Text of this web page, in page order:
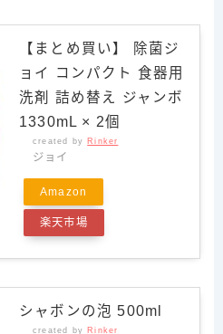
【まとめ買い】 除菌ジ
ョイ コンパクト 食器用
洗剤 詰め替え ジャンボ
1330mL × 2個
created by Rinker
ジョイ
Amazon
楽天市場
シャボンの泡 500ml
created by Rinker